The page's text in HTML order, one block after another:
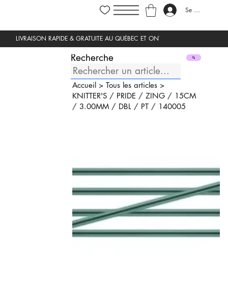
Se connecter
Recherche
Accueil> Tous les articles>
KNITTER'S / PRIDE / ZING / 15CM
/ 3.00MM / DBL / PT / 140005